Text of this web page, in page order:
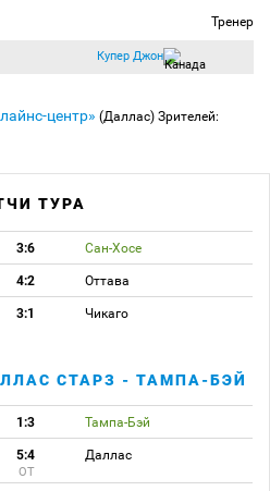
Тренер
Купер Джон
центр» (Даллас) Зрителей:
ТУРА
3:6 Сан-Хосе
4:2 Оттава
3:1 Чикаго
СТАРЗ - ТАМПА-БЭЙ
1:3 Тампа-Бэй
5:4 Даллас
ОТ